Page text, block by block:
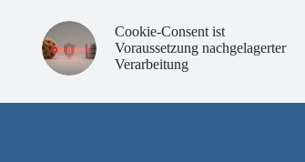
Cookie-Consent ist
Voraussetzung nachgelagerter
Verarbeitung